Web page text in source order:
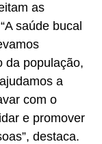
as
saúde bucal
da população,
a
com o
e promover
destaca.